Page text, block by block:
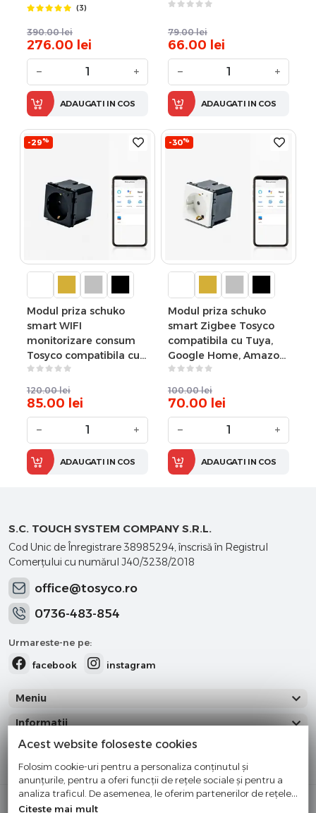
Google Home, Amazon
(3)
390.00 lei
276.00 lei
− +
ADAUGATI IN COS
79.00 lei
66.00 lei
− +
ADAUGATI IN COS
-29%
Modul priza schuko
smart WIFI
monitorizare consum
Tosyco compatibila cu
Tuya, Google Home,
Amazon Alexa
120.00 lei
85.00 lei
− +
ADAUGATI IN COS
-30%
Modul priza schuko
smart Zigbee Tosyco
compatibila cu Tuya,
Google Home, Amazon
Alexa
100.00 lei
70.00 lei
− +
ADAUGATI IN COS
S.C. TOUCH SYSTEM COMPANY S.R.L.
Cod Unic de Înregistrare 38985294, înscrisă în Registrul
Comerţului cu numărul J40/3238/2018
office@tosyco.ro
0736-483-854
Urmareste-ne pe:
facebook
instagram
Meniu
Informatii
Categorii
Cumparati cu incredere
Acest website foloseste cookies
Folosim cookie-uri pentru a personaliza conținutul și
anunțurile, pentru a oferi funcții de rețele sociale și pentru a
analiza traficul. De asemenea, le oferim partenerilor de rețele
sociale, de publicitate și de analize informații cu privire la
Citeste mai mult